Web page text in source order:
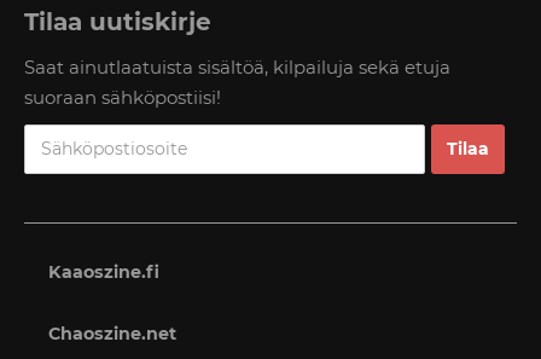
Tilaa uutiskirje
Saat ainutlaatuista sisältöä, kilpailuja sekä etuja
suoraan sähköpostiisi!
Kaaoszine.fi
Chaoszine.net